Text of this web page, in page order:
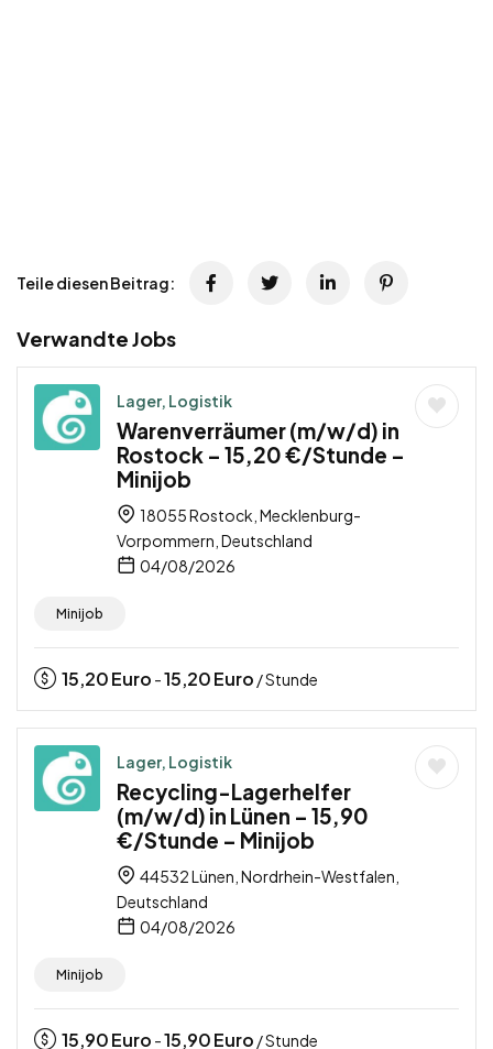
Teile diesen Beitrag:
Verwandte Jobs
Lager, Logistik
Warenverräumer (m/w/d) in
Rostock – 15,20 €/Stunde –
Minijob
18055 Rostock, Mecklenburg-
Vorpommern, Deutschland
04/08/2026
Minijob
15,20Euro -15,20Euro / Stunde
Lager, Logistik
Recycling-Lagerhelfer
(m/w/d) in Lünen – 15,90
€/Stunde – Minijob
44532 Lünen, Nordrhein-Westfalen,
Deutschland
04/08/2026
Minijob
15,90Euro -15,90Euro / Stunde